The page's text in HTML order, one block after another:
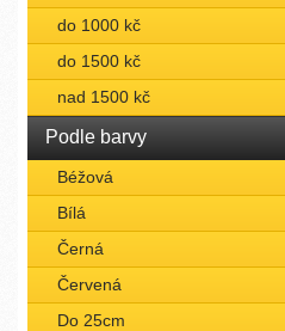
do 1000 kč
do 1500 kč
nad 1500 kč
Podle barvy
Béžová
Bílá
Černá
Červená
Do 25cm